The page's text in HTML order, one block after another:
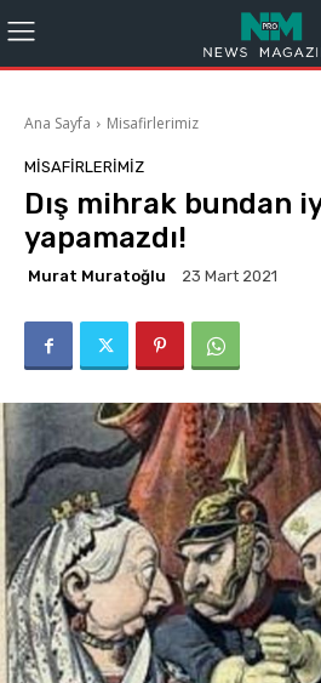
Ana Sayfa Misafirlerimiz
MISAFIRLERIMIZ
Dış mihrak bundan
yapamazdı!
Murat Muratoğlu 23 Mart 2021